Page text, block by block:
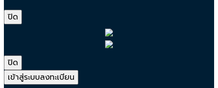
ปิด
ปิด
เข้าสู่ระบบลงทะเบียน